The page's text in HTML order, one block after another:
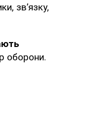
зв’язку,
оборони.